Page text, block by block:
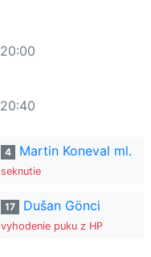
20:00
20:40
4 Martin Koneval ml.
seknutie
17 Dušan Gönci
vyhodenie puku z HP